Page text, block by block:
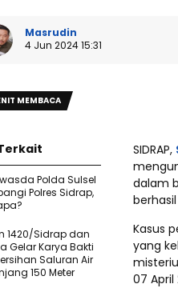
Masrudin
4 Jun 2024 15:31
MEMBACA
SIDRAP,
dalam
Kasus
yang
07 April
Polda Sulsel
Polres Sidrap,
1420/Sidrap dan
Gelar Karya Bakti
Saluran Air
150 Meter